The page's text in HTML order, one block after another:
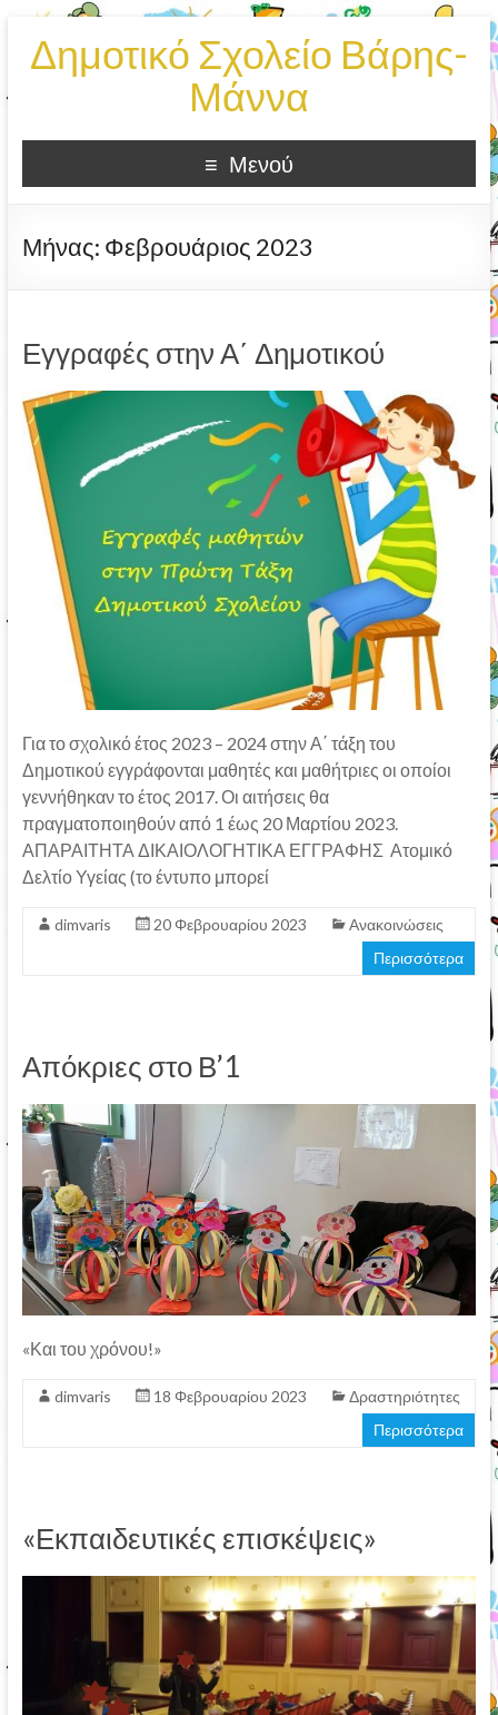
Δημοτικό Σχολείο Βάρης-
Μάννα
Μενού
Μήνας: Φεβρουάριος 2023
Εγγραφές στην Α΄ Δημοτικού
Για το σχολικό έτος 2023 – 2024 στην Α΄ τάξη του
Δημοτικού εγγράφονται μαθητές και μαθήτριες οι οποίοι
γεννήθηκαν το έτος 2017. Οι αιτήσεις θα
πραγματοποιηθούν από 1 έως 20 Μαρτίου 2023.
ΑΠΑΡΑΙΤΗΤΑ ΔΙΚΑΙΟΛΟΓΗΤΙΚΑ ΕΓΓΡΑΦΗΣ Ατομικό
Δελτίο Υγείας (το έντυπο μπορεί
dimvaris 20 Φεβρουαρίου 2023
Ανακοινώσεις
Περισσότερα
Απόκριες στο Β’1
«Και του χρόνου!»
dimvaris 18 Φεβρουαρίου 2023
Δραστηριότητες
Περισσότερα
«Εκπαιδευτικές επισκέψεις»